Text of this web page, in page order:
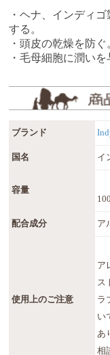
・ヘナ、インディ
する。
・頭皮の乾燥を防ぐ
・毛母細胞に潤い
ブランド
国名 イ
容量
配合成分 ア
使用上のご注意
ア
ス
ラ
い
あ
相